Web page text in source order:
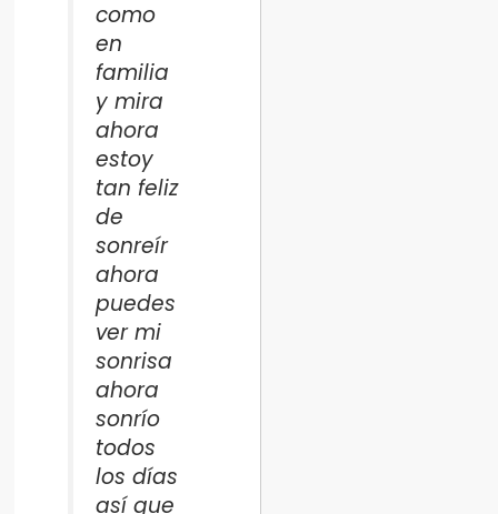
como
en
familia
y mira
ahora
estoy
tan feliz
de
sonreír
ahora
puedes
ver mi
sonrisa
ahora
sonrío
todos
los días
así que